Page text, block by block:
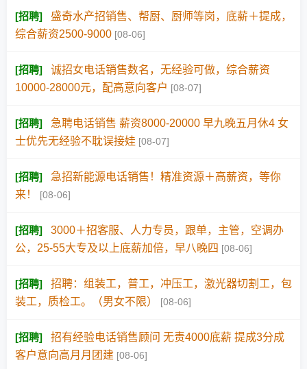
[招聘]
盛奇水产招销售、帮厨、厨师等岗，底薪＋提成，
综合薪资2500-9000 [08-06]
[招聘]
诚招女电话销售数名，无经验可做，综合薪资
10000-28000元，配高意向客户 [08-07]
[招聘]
急聘电话销售 薪资8000-20000 早九晚五月休4 女
士优先无经验不耽误接娃 [08-07]
[招聘]
急招新能源电话销售！精准资源＋高薪资，等你
来！
[08-06]
[招聘]
3000＋招客服、人力专员，跟单，主管，空调办
公，25-55大专及以上底薪加倍，早八晚四 [08-06]
[招聘]
招聘：组装工，普工，冲压工，激光器切割工，包
装工，质检工。（男女不限）
[08-06]
[招聘]
招有经验电话销售顾问 无责4000底薪 提成3分成
客户意向高月月团建 [08-06]